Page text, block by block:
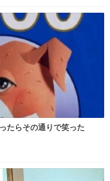
たらその通りで笑った